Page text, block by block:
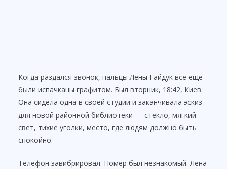
Когда раздался звонок, пальцы Лены Гайдук все еще
были испачканы графитом. Был вторник, 18:42, Киев.
Она сидела одна в своей студии и заканчивала эскиз
для новой районной библиотеки — стекло, мягкий
свет, тихие уголки, место, где людям должно быть
спокойно.
Телефон завибрировал. Номер был незнакомый. Лена